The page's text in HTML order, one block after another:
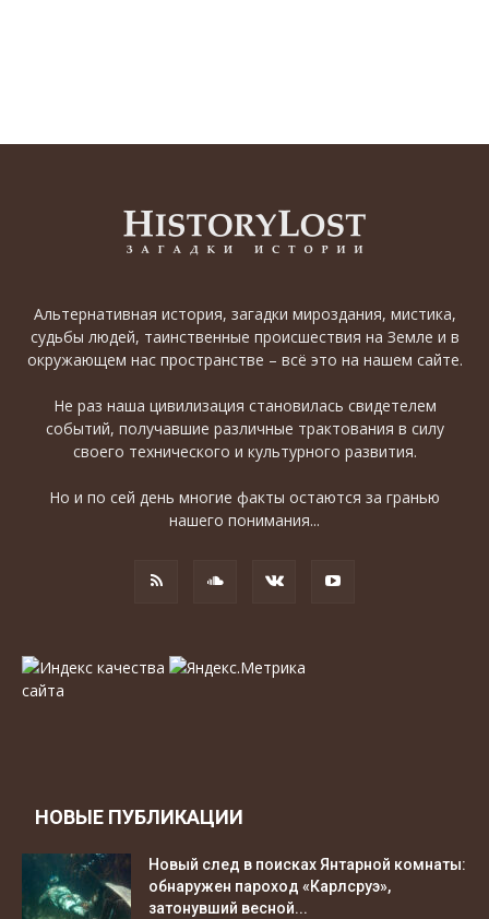
Альтернативная история, загадки мироздания, мистика,
судьбы людей, таинственные происшествия на Земле и в
окружающем нас пространстве – всё это на нашем сайте.
Не раз наша цивилизация становилась свидетелем
событий, получавшие различные трактования в силу
своего технического и культурного развития.
Но и по сей день многие факты остаются за гранью
нашего понимания...
НОВЫЕ ПУБЛИКАЦИИ
Новый след в поисках Янтарной комнаты:
обнаружен пароход «Карлсруэ»,
затонувший весной...